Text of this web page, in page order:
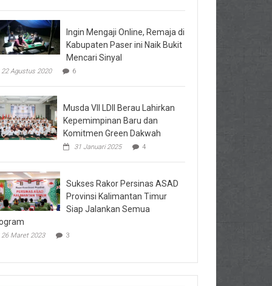
Ingin Mengaji Online, Remaja di
Kabupaten Paser ini Naik Bukit
Mencari Sinyal
22 Agustus 2020 6
Musda VII LDII Berau Lahirkan
Kepemimpinan Baru dan
Komitmen Green Dakwah
31 Januari 2025 4
Sukses Rakor Persinas ASAD
Provinsi Kalimantan Timur
Siap Jalankan Semua
26 Maret 2023 3